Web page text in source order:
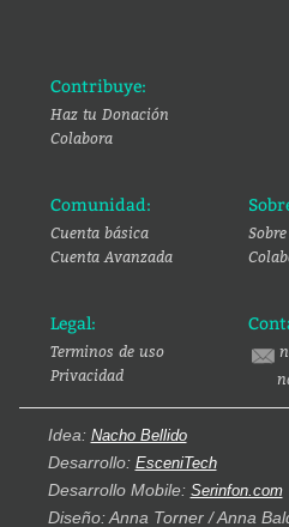
Contribuye:
Haz tu Donación
Colabora
Comunidad:
Cuenta básica
Cuenta Avanzada
Legal:
Terminos de uso
Privacidad
Idea: Nacho Bellido
Desarrollo: EsceniTech
Desarrollo Mobile: Serinfon.com
Diseño: Anna Torner / Anna